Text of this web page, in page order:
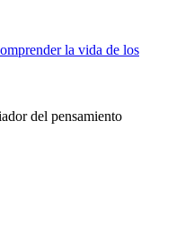
la vida de los
del pensamiento